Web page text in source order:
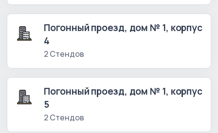
Погонный проезд, дом № 1, корпус
4
2 Стендов
Погонный проезд, дом № 1, корпус
5
2 Стендов